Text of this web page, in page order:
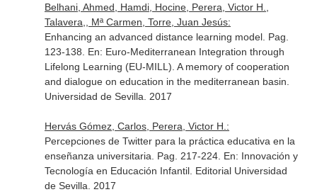
Belhani, Ahmed, Hamdi, Hocine, Perera, Victor H.,
Talavera,, Mª Carmen, Torre, Juan Jesús:
Enhancing an advanced distance learning model. Pag.
123-138. En: Euro-Mediterranean Integration through
Lifelong Learning (EU-MILL). A memory of cooperation
and dialogue on education in the mediterranean basin
Universidad de Sevilla. 2017
Hervás Gómez, Carlos, Perera, Victor H.:
Percepciones de Twitter para la práctica educativa en la
enseñanza universitaria. Pag. 217-224. En: Innovación y
Tecnología en Educación Infantil. Editorial Universidad
de Sevilla. 2017